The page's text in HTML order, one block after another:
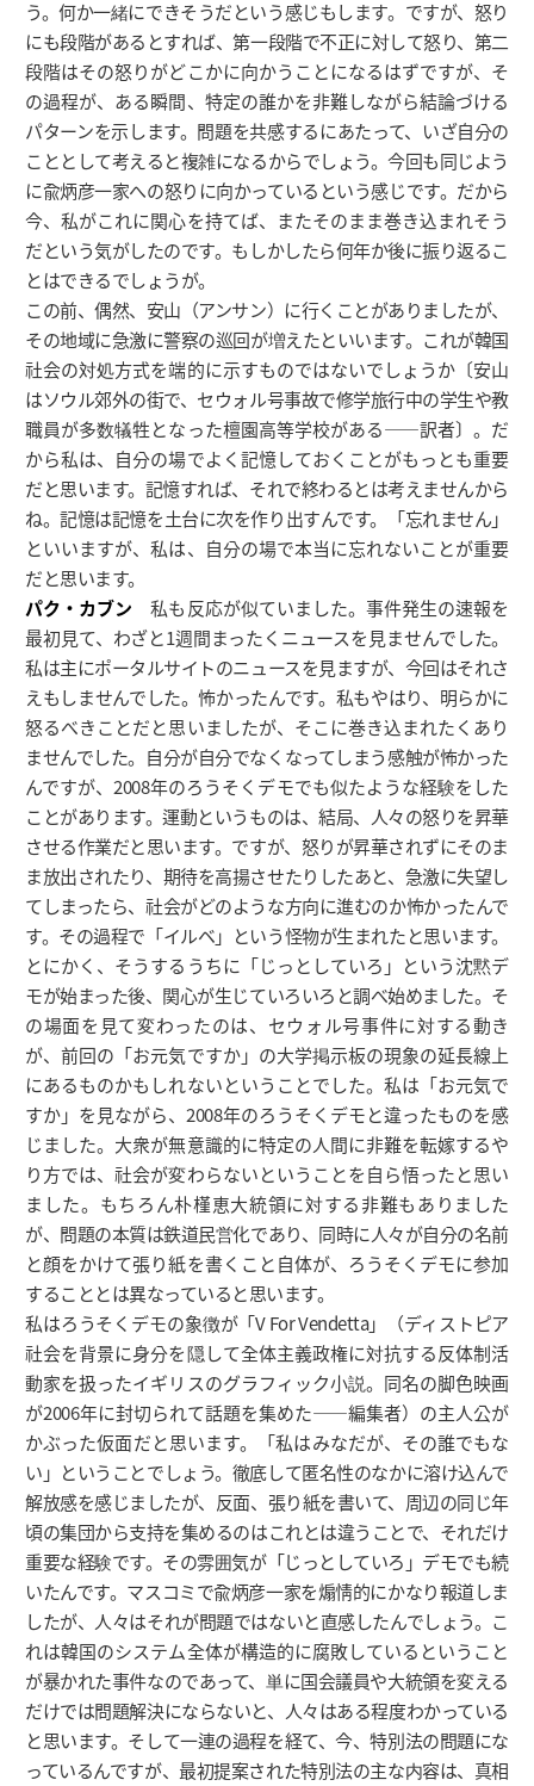
う。何か一緒にできそうだという感じもします。ですが、怒り
にも段階があるとすれば、第一段階で不正に対して怒り、第二
段階はその怒りがどこかに向かうことになるはずですが、そ
の過程が、ある瞬間、特定の誰かを非難しながら結論づける
パターンを示します。問題を共感するにあたって、いざ自分の
こととして考えると複雑になるからでしょう。今回も同じよう
に兪炳彦一家への怒りに向かっているという感じです。だから
今、私がこれに関心を持てば、またそのまま巻き込まれそう
だという気がしたのです。もしかしたら何年か後に振り返るこ
とはできるでしょうが。
この前、偶然、安山（アンサン）に行くことがありましたが、
その地域に急激に警察の巡回が増えたといいます。これが韓国
社会の対処方式を端的に示すものではないでしょうか〔安山
はソウル郊外の街で、セウォル号事故で修学旅行中の学生や教
職員が多数犠牲となった檀園高等学校がある――訳者〕。だ
から私は、自分の場でよく記憶しておくことがもっとも重要
だと思います。記憶すれば、それで終わるとは考えませんから
ね。記憶は記憶を土台に次を作り出すんです。「忘れません」
といいますが、私は、自分の場で本当に忘れないことが重要
だと思います。
パク・カブン 私も反応が似ていました。事件発生の速報を
最初見て、わざと1週間まったくニュースを見ませんでした。
私は主にポータルサイトのニュースを見ますが、今回はそれさ
えもしませんでした。怖かったんです。私もやはり、明らかに
怒るべきことだと思いましたが、そこに巻き込まれたくあり
ませんでした。自分が自分でなくなってしまう感触が怖かった
んですが、2008年のろうそくデモでも似たような経験をした
ことがあります。運動というものは、結局、人々の怒りを昇華
させる作業だと思います。ですが、怒りが昇華されずにそのま
ま放出されたり、期待を高揚させたりしたあと、急激に失望し
てしまったら、社会がどのような方向に進むのか怖かったんで
す。その過程で「イルベ」という怪物が生まれたと思います。
とにかく、そうするうちに「じっとしていろ」という沈黙デ
モが始まった後、関心が生じていろいろと調べ始めました。そ
の場面を見て変わったのは、セウォル号事件に対する動き
が、前回の「お元気ですか」の大学掲示板の現象の延長線上
にあるものかもしれないということでした。私は「お元気で
すか」を見ながら、2008年のろうそくデモと違ったものを感
じました。大衆が無意識的に特定の人間に非難を転嫁するや
り方では、社会が変わらないということを自ら悟ったと思い
ました。もちろん朴槿恵大統領に対する非難もありました
が、問題の本質は鉄道民営化であり、同時に人々が自分の名前
と顔をかけて張り紙を書くこと自体が、ろうそくデモに参加
することとは異なっていると思います。
私はろうそくデモの象徴が「V For Vendetta」（ディストピア
社会を背景に身分を隠して全体主義政権に対抗する反体制活
動家を扱ったイギリスのグラフィック小説。同名の脚色映画
が2006年に封切られて話題を集めた――編集者）の主人公が
かぶった仮面だと思います。「私はみなだが、その誰でもな
い」ということでしょう。徹底して匿名性のなかに溶け込んで
解放感を感じましたが、反面、張り紙を書いて、周辺の同じ年
頃の集団から支持を集めるのはこれとは違うことで、それだけ
重要な経験です。その雰囲気が「じっとしていろ」デモでも続
いたんです。マスコミで兪炳彦一家を煽情的にかなり報道しま
したが、人々はそれが問題ではないと直感したんでしょう。こ
れは韓国のシステム全体が構造的に腐敗しているということ
が暴かれた事件なのであって、単に国会議員や大統領を変える
だけでは問題解決にならないと、人々はある程度わかっている
と思います。そして一連の過程を経て、今、特別法の問題にな
っているんですが、最初提案された特別法の主な内容は、真相